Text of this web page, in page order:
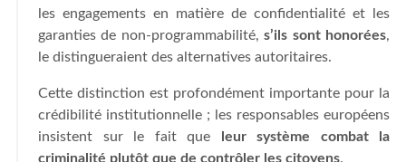
les engagements en matière de confidentialité et les
garanties de non-programmabilité,s’ils sont honorées,
le distingueraient des alternatives autoritaires.
Cette distinction est profondément importante pour la
crédibilité institutionnelle ; les responsables européens
insistent sur le fait que
leur système combat la
criminalité plutôt que de contrôler les citoyens.